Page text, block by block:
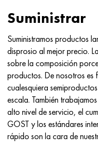
Suministrar
Suministramos productos
disprosio al mejor precio.
sobre la composición
productos. De nosotros
cualesquiera
escala. También
alto nivel de servicio, el
GOST y los estándares
rápido son la cara de
MP159
multimetro n155
Nicrofer 5923 hMo
Nicrofer 6030
Nitronik 40
Nitronik 50
56DGNH
68NKhVKTYu
79NM, Lupa 7904
80NM
80NMV-VI
80NHS
HN73MBTYu
XN70YU
HN75MBTYu
XN75TBYu
XN77TYu
XN77TYUR
5B
TL5
A LAS 6
TS-6
14 titanio
SP-17
1.4567 - AISI 304Cu
1.4570-aisi303Cu
1.4574 - Aleación PH
1.4580 - AISI 316Cb
1.4597 - AISI 204Cu
Aleación 28 - 1.4563
15X16H2AM
18X11MNFB
18X12VMBFR
20X12VNMF
20Х3FMI
21NKMT
30X, AISI 5130, 30h
30hgs, 30hgs
30hgsa, 30hgsa
30hgsn2a, 30hgsna
30xn2ma, 30CrNiMo8
30хн3а, 31nicr14